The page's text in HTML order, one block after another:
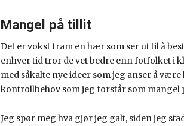
Mangel på tillit
Det er vokst fram en hær som ser ut til å
enhver tid tror de vet bedre enn fotfolket i
med såkalte nye ideer som jeg anser å
kontrollbehov som jeg forstår som mangel
Jeg spør meg hva gjør jeg galt, siden jeg